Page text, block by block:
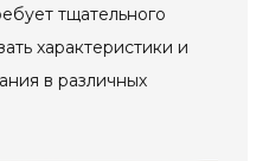
тщательного
характеристики и
в различных